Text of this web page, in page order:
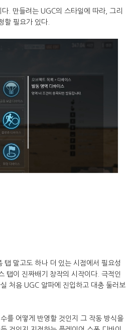
. 만들려는 UGC의 스타일에 따라, 그리
할 필요가 있다.
탭 말고도 하나 더 있는 시점에서 필요성
탭이 진짜배기 창작의 시작이다. 극적인
처음 UGC 알파에 진입하고 대충 둘러보
를 어떻게 반영할 것인지 그 작동 방식을